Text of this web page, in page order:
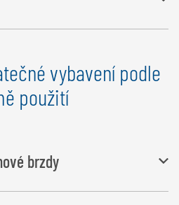
vybavení podle
použití
brzdy